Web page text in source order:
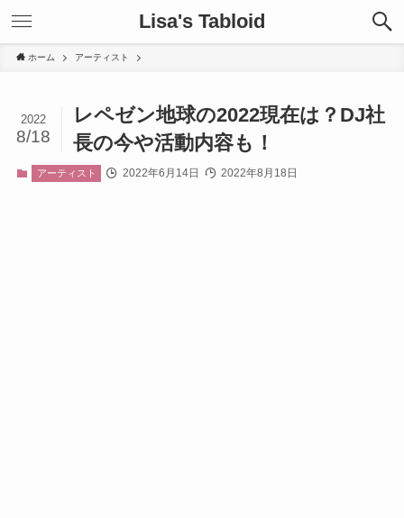
Lisa's Tabloid
ホーム アーティスト
レペゼン地球の2022現在は？DJ社
長の今や活動内容も！
2022
8/18
アーティスト 2022年6月14日 2022年8月18日